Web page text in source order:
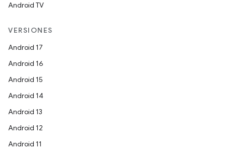
Android TV
VERSIONES
Android 17
Android 16
Android 15
Android 14
Android 13
Android 12
Android 11